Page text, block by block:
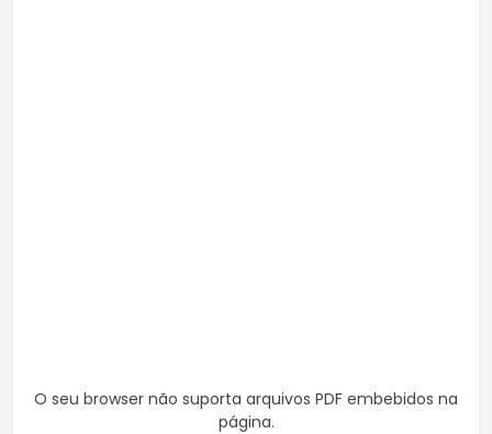
O seu browser não suporta arquivos PDF embebidos na
página.